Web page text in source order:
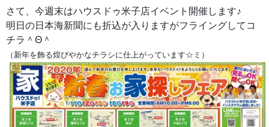
さて、今週末はハウスドゥ米子店イベント開催します♪
明日の日本海新聞にも折込が入りますがフライングしてコ
チラ＾Θ＾
（新年を飾る煌びやかなチラシに仕上がっています☆ミ）